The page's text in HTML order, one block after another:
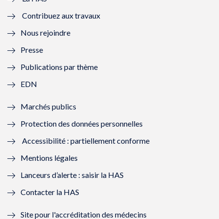
l
l
f
n
ê
t
r
e
)
e
e
n
ê
r
ê
t
e
ê
Contribuez aux travaux
Nous rejoindre
Presse
Publications par thème
EDN
Marchés publics
Protection des données personnelles
Accessibilité : partiellement conforme
Mentions légales
Lanceurs d’alerte : saisir la HAS
Contacter la HAS
Site pour l'accréditation des médecins